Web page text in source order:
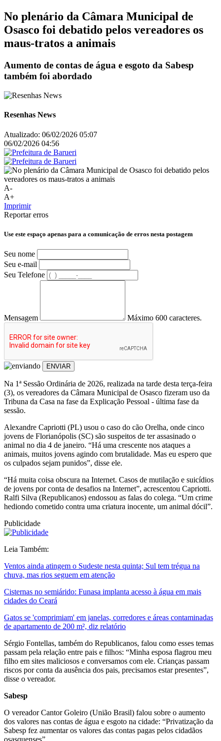
No plenário da Câmara Municipal de
Osasco foi debatido pelos vereadores os
maus-tratos a animais
Aumento de contas de água e esgoto da Sabesp
também foi abordado
Resenhas News
Atualizado: 06/02/2026 05:07
06/02/2026 04:56
A-
A+
Imprimir
Reportar erros
Use este espaço apenas para a comunicação de erros nesta postagem
Seu nome
Seu e-mail
Seu Telefone
Mensagem Máximo 600 caracteres.
ENVIAR
Na 1ª Sessão Ordinária de 2026, realizada na tarde desta terça-feira
(3), os vereadores da Câmara Municipal de Osasco fizeram uso da
Tribuna da Casa na fase da Explicação Pessoal - última fase da
sessão.
Alexandre Capriotti (PL) usou o caso do cão Orelha, onde cinco
jovens de Florianópolis (SC) são suspeitos de ter assasinado o
animal no dia 4 de janeiro. “Há uma crescente nos ataques a
animais, muitos jovens agindo com brutalidade. Mas eu espero que
os culpados sejam punidos”, disse ele.
“Há muita coisa obscura na Internet. Casos de mutilação e suicídios
de jovens por conta de desafios na Internet”, acrescentou Capriotti.
Ralfi Silva (Republicanos) endossou as falas do colega. “Um crime
hediondo cometido contra uma criatura inocente, um animal dócil”.
Publicidade
Leia Também:
Ventos ainda atingem o Sudeste nesta quinta; Sul tem trégua na
chuva, mas rios seguem em atenção
Cisternas no semiárido: Funasa implanta acesso à água em mais
cidades do Ceará
Gatos se 'comprimiam' em janelas, corredores e áreas contaminadas
de apartamento de 200 m², diz relatório
Sérgio Fontellas, também do Republicanos, falou como esses temas
passam pela relação entre pais e filhos: “Minha esposa flagrou meu
filho em sites maliciosos e conversamos com ele. Crianças passam
riscos por conta da ausência dos pais, precisamos estar presentes”,
disse o vereador.
Sabesp
O vereador Cantor Goleiro (União Brasil) falou sobre o aumento
dos valores nas contas de água e esgoto na cidade: “Privatização da
Sabesp fez aumentar os valores das contas pagas pelos cidadãos
osasquenses”.